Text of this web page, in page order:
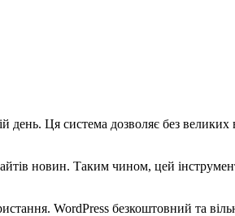
Ця система дозволяє без великих
новин. Таким чином, цей
WordPress безкоштовний та